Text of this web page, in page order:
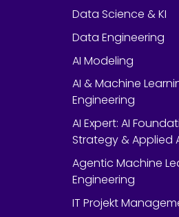
Data Science & KI
Data Engineering
AI Modeling
AI & Machine
Engineering
AI Expert: AI
Strategy & Applied
Agentic Machine
Engineering
IT Projekt